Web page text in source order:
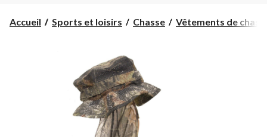
Accueil Sports et loisirs Chasse Vêtements de